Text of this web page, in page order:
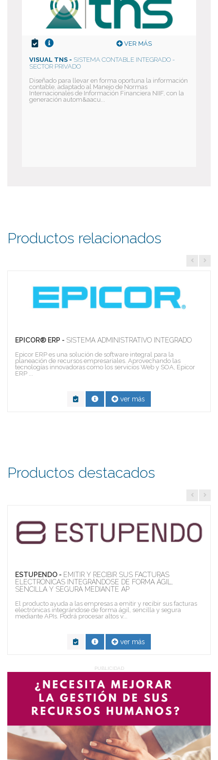
VER MÁS
VISUAL TNS - SISTEMA CONTABLE INTEGRADO -
SECTOR PRIVADO
Diseñado para llevar en forma oportuna la información
contable, adaptado al Manejo de Normas
Internacionales de Información Financiera NIIF, con la
generación autom&aacu...
Productos relacionados
EPICOR® ERP - SISTEMA ADMINISTRATIVO INTEGRADO
Epicor ERP es una solución de software integral para la
planeación de recursos empresariales. Aprovechando las
tecnologías innovadoras como los servicios Web y SOA, Epicor
ERP ...
ver más
Productos destacados
ESTUPENDO - EMITIR Y RECIBIR SUS FACTURAS
ELECTRÓNICAS INTEGRÁNDOSE DE FORMA ÁGIL,
SENCILLA Y SEGURA MEDIANTE AP
El producto ayuda a las empresas a emitir y recibir sus facturas
electrónicas integrándose de forma ágil, sencilla y segura
mediante APIs. Podrá procesar altos v...
ver más
PUBLICIDAD